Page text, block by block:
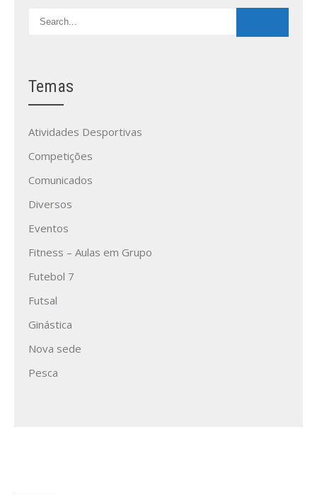
Temas
Atividades Desportivas
Competições
Comunicados
Diversos
Eventos
Fitness – Aulas em Grupo
Futebol 7
Futsal
Ginástica
Nova sede
Pesca